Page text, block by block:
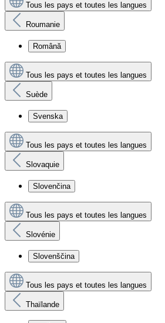
Tous les pays et toutes les langues
Roumanie
Română
Tous les pays et toutes les langues
Suède
Svenska
Tous les pays et toutes les langues
Slovaquie
Slovenčina
Tous les pays et toutes les langues
Slovénie
Slovenščina
Tous les pays et toutes les langues
Thaïlande